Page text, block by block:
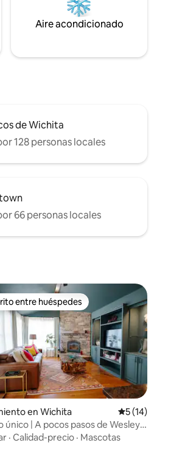
y disfruta de lo mejor de ambos
Aire acondicionado
de Wichita
128 personas locales
66 personas locales
4.83 de 5, 111 reseñas
entre huéspedes
entre huéspedes
en Wichita Calificación
5 (14)
único | A pocos pasos de Wesley |
el patio trasero
· Calidad-precio · Mascotas